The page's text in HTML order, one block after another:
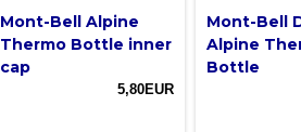
Mont-Bell Alpine
Thermo Bottle inner
cap
5,80EUR
Mont-Bell
Alpine
Bottle